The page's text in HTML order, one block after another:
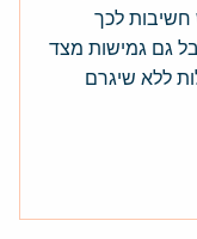
חשיבות לכך
גם גמישות מצד
ללא שיגרם